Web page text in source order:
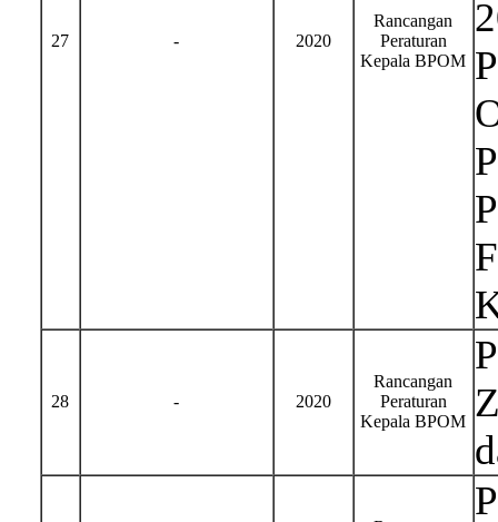
27 - 2020
Rancangan
Peraturan
Kepala BPOM
28 - 2020
Rancangan
Peraturan
Kepala BPOM